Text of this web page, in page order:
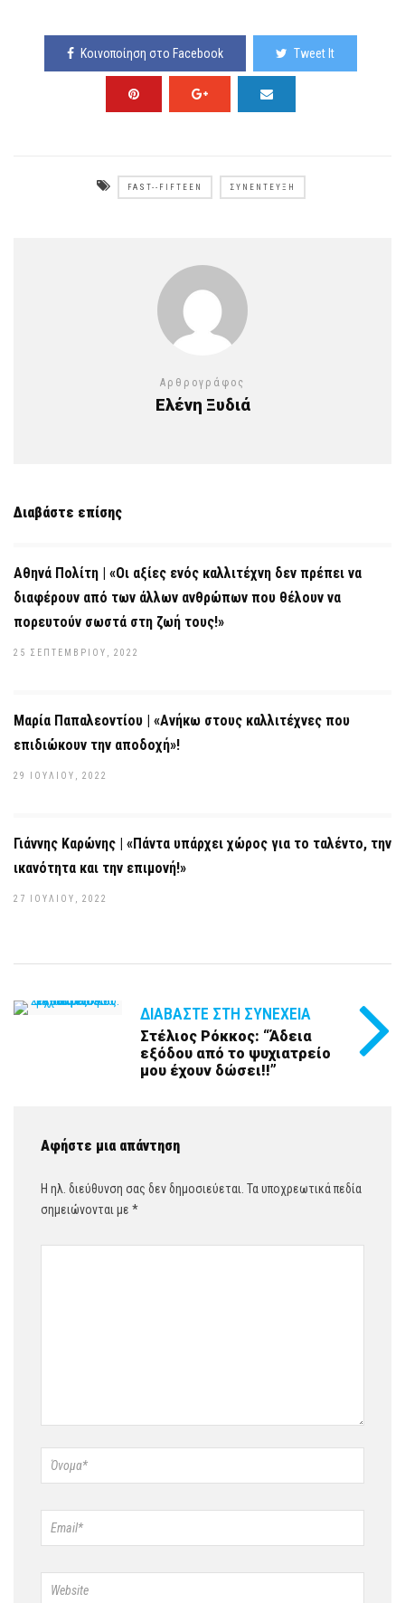
Κοινοποίηση στο Facebook Tweet It
FAST--FIFTEEN ΣΥΝΈΝΤΕΥΞΗ
Αρθρογράφος
Ελένη Ξυδιά
Διαβάστε επίσης
Αθηνά Πολίτη | «Οι αξίες ενός καλλιτέχνη δεν πρέπει να
διαφέρουν από των άλλων ανθρώπων που θέλουν να
πορευτούν σωστά στη ζωή τους!»
25 ΣΕΠΤΕΜΒΡΊΟΥ, 2022
Μαρία Παπαλεοντίου | «Ανήκω στους καλλιτέχνες που
επιδιώκουν την αποδοχή»!
29 ΙΟΥΛΊΟΥ, 2022
Γιάννης Καρώνης | «Πάντα υπάρχει χώρος για το ταλέντο, την
ικανότητα και την επιμονή!»
27 ΙΟΥΛΊΟΥ, 2022
ΔΙΑΒΆΣΤΕ ΣΤΗ ΣΥΝΈΧΕΙΑ
Στέλιος Ρόκκος: “Άδεια
εξόδου από το ψυχιατρείο
μου έχουν δώσει!!”
Αφήστε μια απάντηση
Η ηλ. διεύθυνση σας δεν δημοσιεύεται. Τα υποχρεωτικά πεδία
σημειώνονται με *